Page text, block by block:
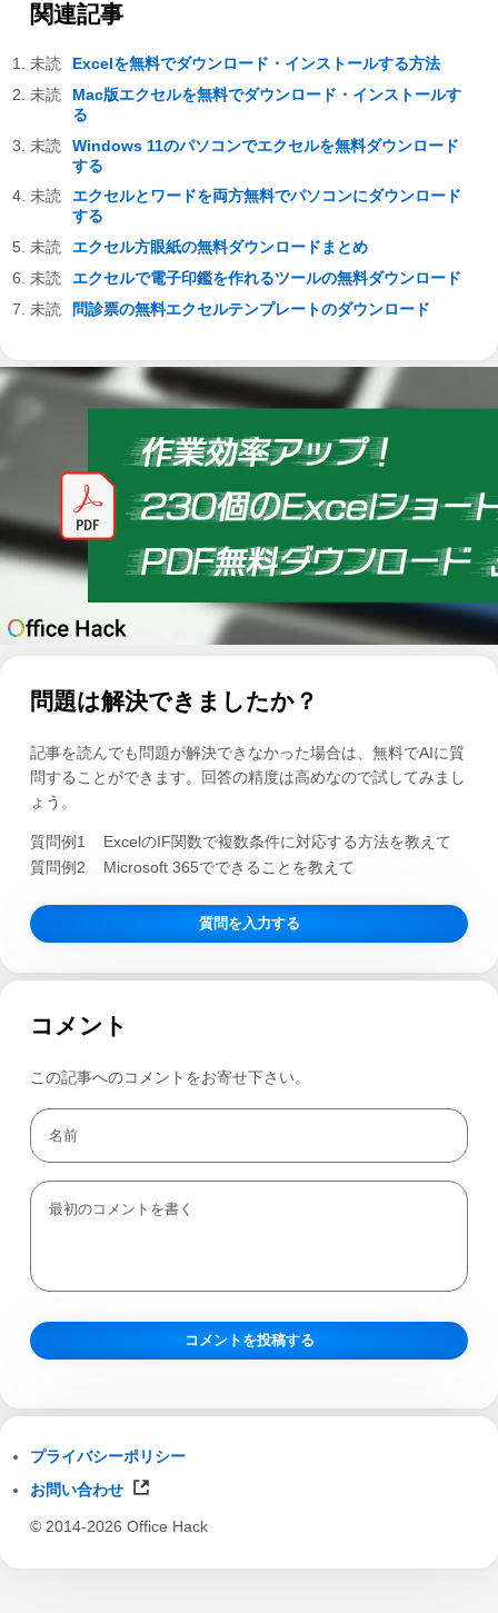
関連記事
Excelを無料でダウンロード・インストールする方法
Mac版エクセルを無料でダウンロード・インストールす
る
Windows 11のパソコンでエクセルを無料ダウンロード
する
エクセルとワードを両方無料でパソコンにダウンロード
する
エクセル方眼紙の無料ダウンロードまとめ
エクセルで電子印鑑を作れるツールの無料ダウンロード
問診票の無料エクセルテンプレートのダウンロード
問題は解決できましたか？
記事を読んでも問題が解決できなかった場合は、無料でAIに質
問することができます。回答の精度は高めなので試してみまし
ょう。
質問例1
ExcelのIF関数で複数条件に対応する方法を教えて
質問例2
Microsoft 365でできることを教えて
質問を入力する
コメント
この記事へのコメントをお寄せ下さい。
プライバシーポリシー
お問い合わせ
© 2014-2026 Office Hack